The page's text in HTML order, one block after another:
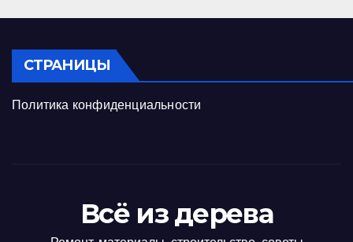
СТРАНИЦЫ
Политика конфиденциальности
Всё из дерева